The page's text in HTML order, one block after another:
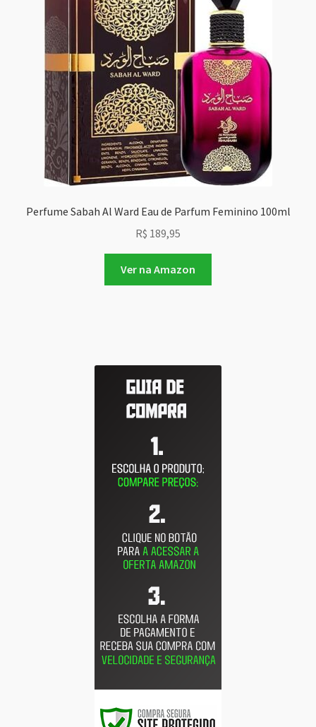
Perfume Sabah Al Ward Eau de Parfum Feminino 100ml
R$ 189,95
Ver na Amazon